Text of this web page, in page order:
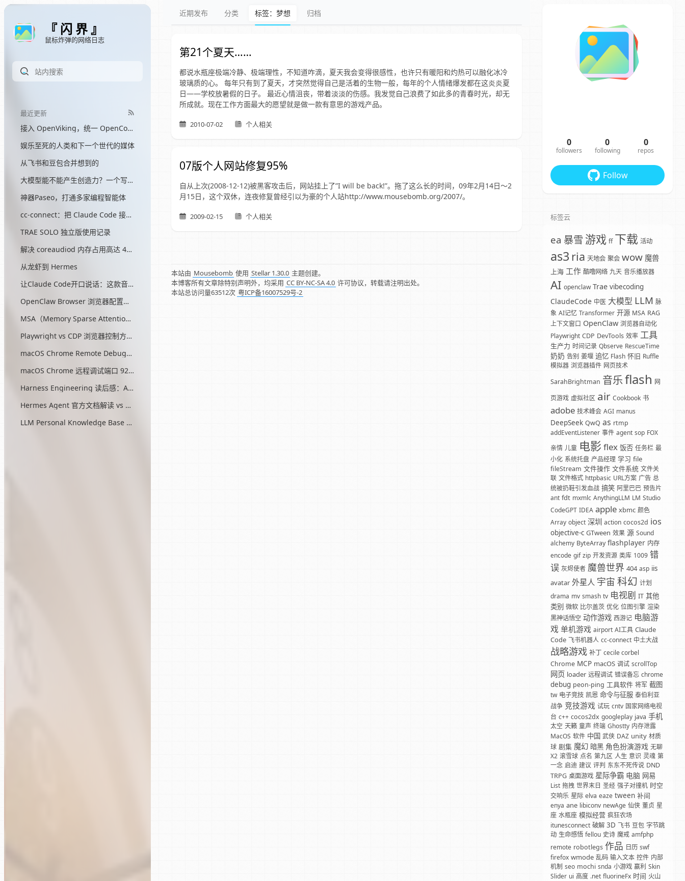
『 闪 界 』
鼠标炸弹的网络日志
最近更新
接入 OpenViking，统一 OpenCode 和 Hermes 的记忆
娱乐至死的人类和下一个世代的媒体
从飞书和豆包合并想到的
大模型能不能产生创造力？一个写了三个月网文的程序员的答案
神器Paseo，打通多家编程智能体
cc-connect：把 Claude Code 接入飞书
TRAE SOLO 独立版使用记录
解决 coreaudiod 内存占用高达 45G 的问题
从龙虾到 Hermes
让Claude Code开口说话：这款音效插件让我把编程玩成了游戏
OpenClaw Browser 浏览器配置指南
MSA（Memory Sparse Attention）— 突破 AI 记忆瓶颈的开源方案
Playwright vs CDP 浏览器控制方式对比
macOS Chrome Remote Debugging 配置
macOS Chrome 远程调试端口 9222 启动问题与最终解决方案
Harness Engineering 读后感：AI工程的第三次范式转移
Hermes Agent 官方文档解读 vs OpenClaw
LLM Personal Knowledge Base Pattern (Karpathy)
近期发布 分类 标签：梦想 归档
第21个夏天……
都说水瓶座极端冷静、极端理性，不知道咋滴，夏天我会变得很感性，也许只有暖阳和灼热可以融化冰冷
玻璃质的心。 每年只有到了夏天，才突然觉得自己是活着的生物一般，每年的个人情绪爆发都在这炎炎夏
日——学校放暑假的日子。 最近心情沮丧，带着淡淡的伤感。我发觉自己浪费了如此多的青春时光，却无
所成就。现在工作方面最大的愿望就是做一款有意思的游戏产品。
2010-07-02 个人相关
07版个人网站修复95%
自从上次(2008-12-12)被黑客攻击后，网站挂上了”I will be back!”。拖了这么长的时间，09年2月14日～2
月15日，这个双休，连夜修复曾经引以为豪的个人站http://www.mousebomb.org/2007/。
2009-02-15 个人相关
本站由 Mousebomb 使用 Stellar 1.30.0 主题创建。
本博客所有文章除特别声明外，均采用 CC BY-NC-SA 4.0 许可协议，转载请注明出处。
本站总访问量63512次 粤ICP备16007529号-2
0
followers
0
following
0
repos
Follow
标签云
ea 暴雪 游戏 ff 下载 活动
as3 ria 天地会 聚会 wow 魔兽
上海 工作 酷噜网络 九天 音乐播放器
AI openclaw Trae vibecoding
ClaudeCode 中医 大模型 LLM 脉
象 AI记忆 Transformer 开源 MSA RAG
上下文窗口 OpenClaw 浏览器自动化
Playwright CDP DevTools 效率 工具
生产力 时间记录 Qbserve RescueTime
奶奶 告别 姜堰 追忆 Flash 怀旧 Ruffle
模拟器 浏览器插件 网页技术
SarahBrightman 音乐flash 网
页游戏 虚拟社区 air Cookbook 书
adobe 技术峰会 AGI manus
DeepSeek QwQ as rtmp
addEventListener 事件 agent sop FOX
亲情 儿童 电影 flex 饭否 任务栏 最
小化 系统托盘 产品经理 学习 file
fileStream 文件操作 文件系统 文件关
联 文件格式 httpbasic URL方案 广告 总
统被扔鞋引发血战 搞笑 阿里巴巴 预告片
ant fdt mxmlc AnythingLLM LM Studio
CodeGPT IDEA apple xbmc 颜色
Array object 深圳 action cocos2d ios
objective-c GTween 效果 源 Sound
alchemy ByteArray flashplayer 内存
encode gif zip 开发资源 类库 1009 错
误 灰烬使者 魔兽世界 404 asp iis
avatar 外星人 宇宙 科幻 计划
drama mv smash tv 电视剧 IT 其他
类别 微软 比尔盖茨 优化 位图引擎 渲染
黑神话悟空 动作游戏 西游记 电脑游
戏 单机游戏 airport AI工具 Claude
Code 飞书机器人 cc-connect 中土大战
战略游戏 补丁 cecile corbel
Chrome MCP macOS 调试 scrollTop
网页 loader 远程调试 错误备忘 chrome
debug peon-ping 工具软件 将军 截图
tw 电子竞技 凯恩 命令与征服 泰伯利亚
战争 竞技游戏 试玩 cntv 国家网络电视
台 c++ cocos2dx googleplay java 手机
太空 天籁 童声 终端 Ghostty 内存泄露
MacOS 软件 中国 武侠 DAZ unity 材质
球 剧集 魔幻 暗黑 角色扮演游戏 无聊
X2 滚雪球 点名 第九区 人生 意识 灵魂 第
一念 启迪 建议 评判 东东不死传说 DND
TRPG 桌面游戏 星际争霸 电脑 网易
List 拖拽 世界末日 圣经 强子对撞机 时空
交响乐 星际 elva eaze tween 补间
enya ane libiconv newAge 仙侠 董贞 星
座 水瓶座 模拟经营 疯狂农场
itunesconnect 破解 3D 飞书 豆包 字节跳
动 生命感悟 fellou 史诗 魔戒 amfphp
remote robotlegs 作品 日历 swf
firefox wmode 乱码 输入文本 控件 内部
机制 seo mochi snda 小游戏 赢利 Skin
Slider ui 高度 .net fluorineFx 时间 火山